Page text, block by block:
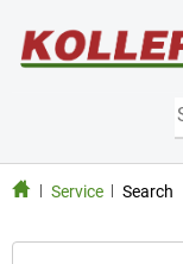
Service Search